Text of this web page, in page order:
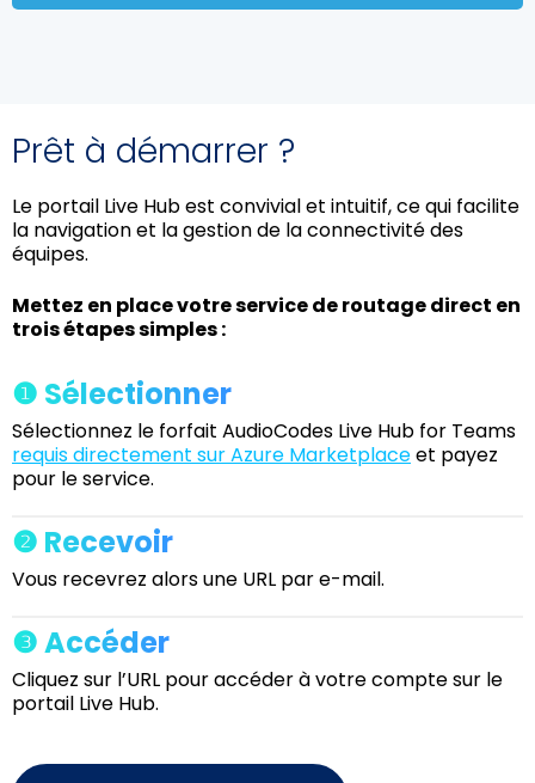
Prêt à démarrer ?
Le portail Live Hub est convivial et intuitif, ce qui facilite
la navigation et la gestion de la connectivité des
équipes.
Mettez en place votre service de routage direct en
trois étapes simples :
❶ Sélectionner
Sélectionnez le forfait AudioCodes Live Hub for Teams
requis directement sur Azure Marketplaceet payez
pour le service.
❷ Recevoir
Vous recevrez alors une URL par e-mail.
❸ Accéder
Cliquez sur l’URL pour accéder à votre compte sur le
portail Live Hub.